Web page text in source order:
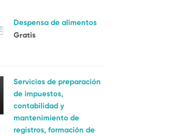
Despensa de alimentos
Gratis
Servicios de preparación
de impuestos,
contabilidad y
mantenimiento de
registros, formación de